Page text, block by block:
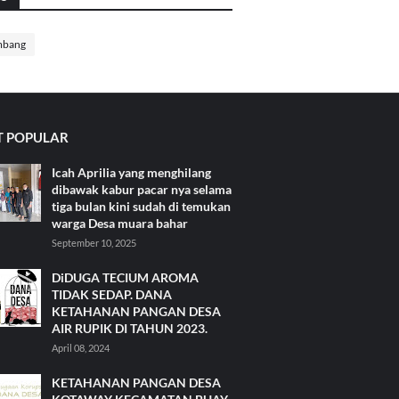
POPULAR
Icah Aprilia yang menghilang
dibawak kabur pacar nya selama
tiga bulan kini sudah di temukan
warga Desa muara bahar
September 10, 2025
DiDUGA TECIUM AROMA
TIDAK SEDAP. DANA
KETAHANAN PANGAN DESA
AIR RUPIK DI TAHUN 2023.
April 08, 2024
KETAHANAN PANGAN DESA